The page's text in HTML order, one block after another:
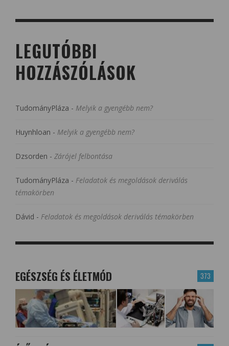
LEGUTÓBBI
HOZZÁSZÓLÁSOK
TudományPláza - Melyik a gyengébb nem?
Huynhloan - Melyik a gyengébb nem?
Dzsorden - Zárójel felbontása
TudományPláza - Feladatok és megoldások deriválás
témakörben
Dávid - Feladatok és megoldások deriválás témakörben
373
EGÉSZSÉG ÉS ÉLETMÓD